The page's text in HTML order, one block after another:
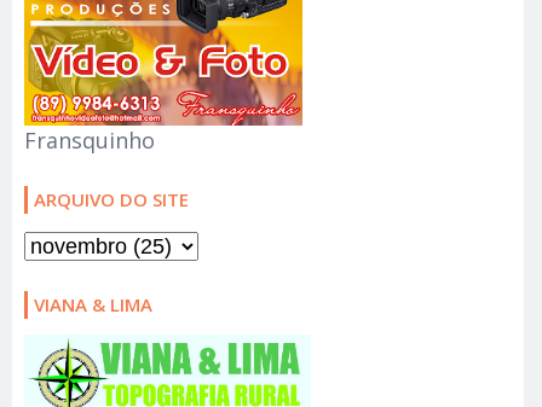
Fransquinho
ARQUIVO DO SITE
VIANA & LIMA